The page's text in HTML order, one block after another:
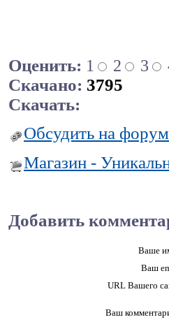
Оценить: 1 2 3
Скачано: 3795
Скачать:
Обсудить на
Магазин -
Добавить
Ваше
Ваш
URL Вашего
Ваш